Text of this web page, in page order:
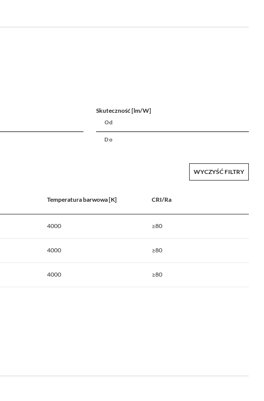
Skuteczność [lm/W]
WYCZYŚĆ FILTRY
Temperatura barwowa [K] CRI/Ra
4000 ≥80
4000 ≥80
4000 ≥80